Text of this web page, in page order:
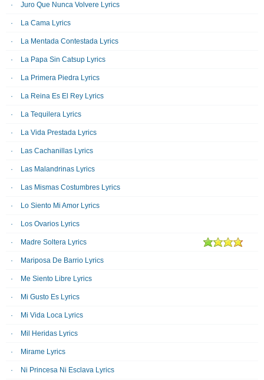
Juro Que Nunca Volvere Lyrics
La Cama Lyrics
La Mentada Contestada Lyrics
La Papa Sin Catsup Lyrics
La Primera Piedra Lyrics
La Reina Es El Rey Lyrics
La Tequilera Lyrics
La Vida Prestada Lyrics
Las Cachanillas Lyrics
Las Malandrinas Lyrics
Las Mismas Costumbres Lyrics
Lo Siento Mi Amor Lyrics
Los Ovarios Lyrics
Madre Soltera Lyrics
Mariposa De Barrio Lyrics
Me Siento Libre Lyrics
Mi Gusto Es Lyrics
Mi Vida Loca Lyrics
Mil Heridas Lyrics
Mirame Lyrics
Ni Princesa Ni Esclava Lyrics